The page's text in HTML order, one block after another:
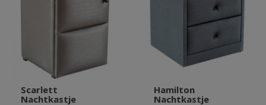
Scarlett
Nachtkastje
Hamilton
Nachtkastje